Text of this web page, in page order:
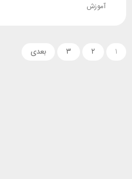
آموزش
۱ ۲ ۳ بعدی